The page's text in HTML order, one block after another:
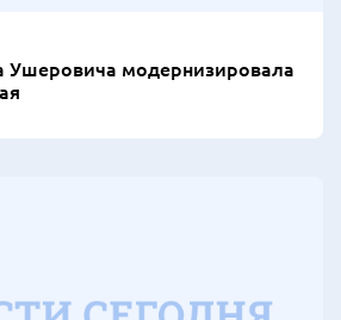
Ушеровича модернизировала